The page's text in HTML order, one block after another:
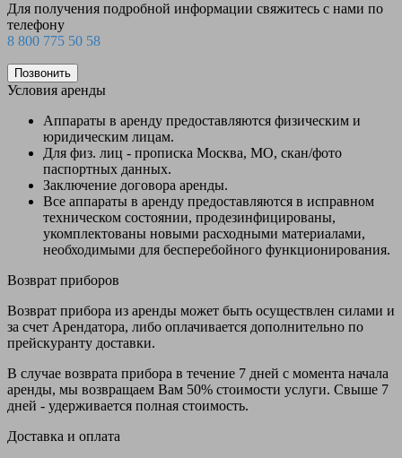
Для получения подробной информации свяжитесь с нами по
телефону
8 800 775 50 58
Позвонить
Условия аренды
Аппараты в аренду предоставляются физическим и
юридическим лицам.
Для физ. лиц - прописка Москва, МО, скан/фото
паспортных данных.
Заключение договора аренды.
Все аппараты в аренду предоставляются в исправном
техническом состоянии, продезинфицированы,
укомплектованы новыми расходными материалами,
необходимыми для бесперебойного функционирования.
Возврат приборов
Возврат прибора из аренды может быть осуществлен силами и
за счет Арендатора, либо оплачивается дополнительно по
прейскуранту доставки.
В случае возврата прибора в течение 7 дней с момента начала
аренды, мы возвращаем Вам 50% стоимости услуги. Свыше 7
дней - удерживается полная стоимость.
Доставка и оплата